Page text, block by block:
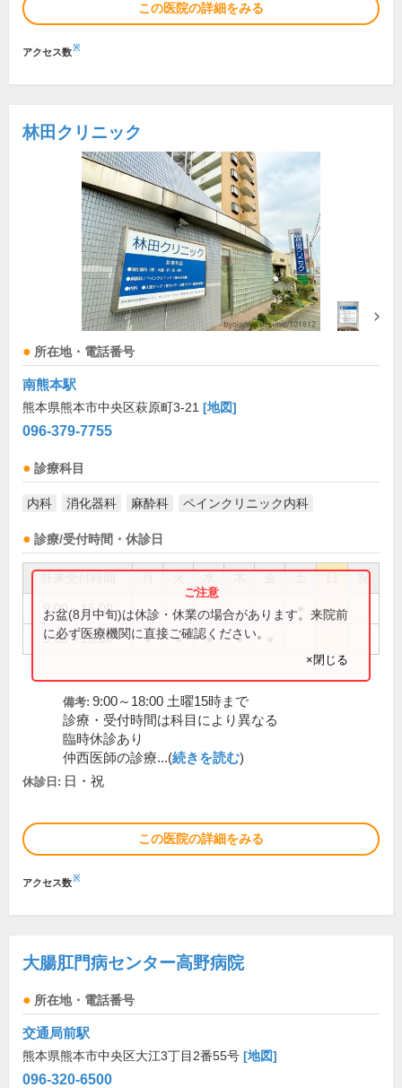
この医院の詳細をみる
アクセス数※
林田クリニック
所在地・電話番号
南熊本駅
熊本県熊本市中央区萩原町3-21 [地図]
096-379-7755
診療科目
内科 消化器科 麻酔科 ペインクリニック内科
診療/受付時間・休診日
祝
9:00～15:00
9:00～18:00 ● ● ● ●
お盆(8月中旬)は休診・休業の場合があります。来院前
に必ず医療機関に直接ご確認ください。
×閉じる
備考: 9:00～18:00 土曜15時まで
診療・受付時間は科目により異なる
臨時休診あり
仲西医師の診療...(続きを読む)
休診日: 日・祝
この医院の詳細をみる
アクセス数※
大腸肛門病センター高野病院
所在地・電話番号
交通局前駅
熊本県熊本市中央区大江3丁目2番55号 [地図]
096-320-6500